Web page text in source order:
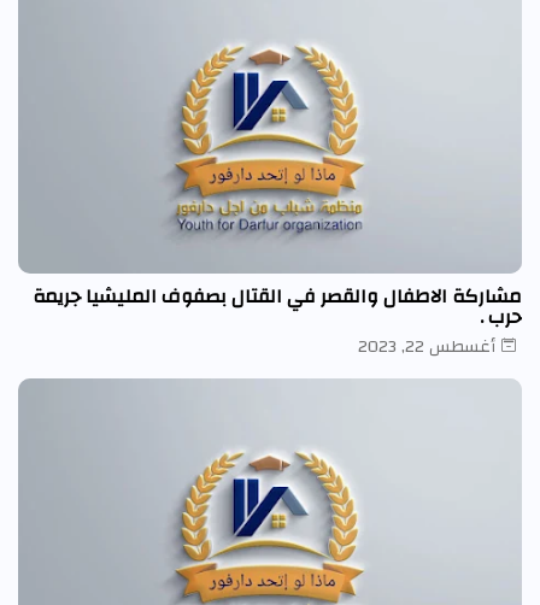
مشاركة الاطفال والقصر في القتال بصفوف المليشيا جريمة
حرب .
أغسطس 22, 2023